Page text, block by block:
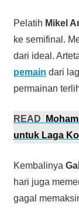
Pelatih Mikel
ke semifinal.
dari ideal.
pemain dari
permainan
READ
untuk Laga
Kembalinya
hari juga
gagal